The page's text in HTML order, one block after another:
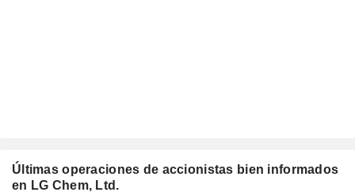
Últimas operaciones de accionistas bien informados
en LG Chem, Ltd.